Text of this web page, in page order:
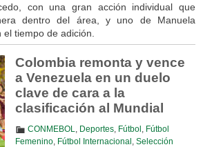
con una gran acción individual que
dentro del área, y uno de Manuela
tiempo de adición.
Colombia remonta y vence
a Venezuela en un duelo
clave de cara a la
clasificación al Mundial
CONMEBOL Deportes, Fútbol
Fútbol
Femenino, Fútbol Internacional
Selección